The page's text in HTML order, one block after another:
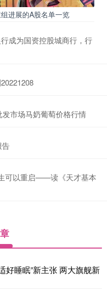
进展的A股名单一览
成为国资控股城商行，行
市场马奶葡萄价格行情
告
可以重启——读《天才基本
好睡眠”新主张 两大旗舰新